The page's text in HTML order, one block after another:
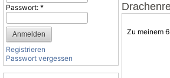
Passwort: *
Registrieren
Passwort vergessen
Zu meinem